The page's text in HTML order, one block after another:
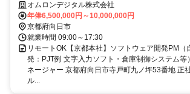
オムロンデジタル株式会社
年俸6,500,000円～10,000,000円
京都府向日市
就業時間 09:00～17:30
リモートOK【京都本社】ソフトウェア開発PM（
発：PJT例 文字入力ソフト・倉庫制御システム等
ネージャー 京都府向日市寺戸町九ノ坪53番地 正
ル...